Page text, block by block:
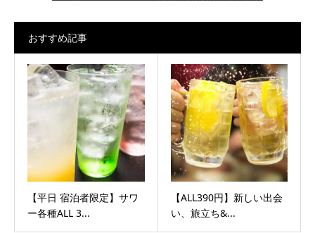
おすすめ記事
【平日 宿泊者限定】サワ
ー各種ALL 3...
【ALL390円】新しい出会
い、旅立ち&...